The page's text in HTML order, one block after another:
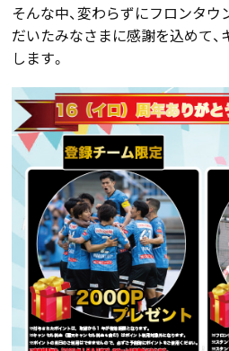
そんな中、変わらずにフロンタ
だいたみなさまに感謝を込めて
します。